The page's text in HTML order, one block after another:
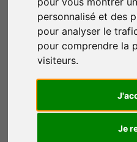
personnalisé et des
pour analyser le
pour comprendre la
visiteurs.
Je
Lampe Tiffany 736-